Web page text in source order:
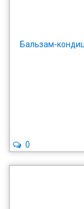
Бальзам-
0